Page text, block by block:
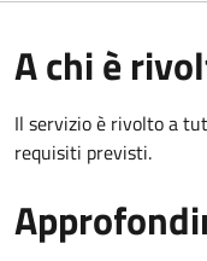
A chi è
Il servizio è rivolto a
requisiti previsti.